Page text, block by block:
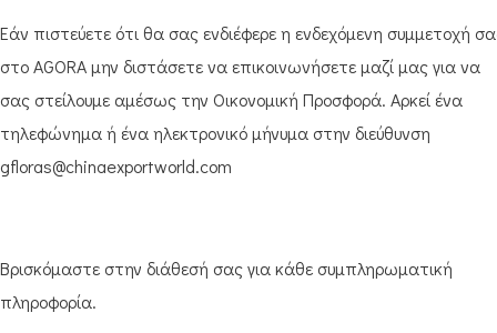
Εάν πιστεύετε ότι θα σας ενδιέφερε η ενδεχόμενη συμμετοχή
στο AGORA μην διστάσετε να επικοινωνήσετε μαζί μας για να
σας στείλουμε αμέσως την Οικονομική Προσφορά. Αρκεί ένα
τηλεφώνημα ή ένα ηλεκτρονικό μήνυμα στην διεύθυνση
gfloras@chinaexportworld.com
Βρισκόμαστε στην διάθεσή σας για κάθε συμπληρωματική
πληροφορία.